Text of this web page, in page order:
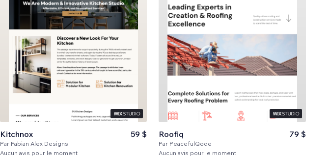
Kitchnox
Par Fabian Alex Designs
59 $
Aucun avis pour le moment
Roofiq
Par PeacefulQode
79 $
Aucun avis pour le moment